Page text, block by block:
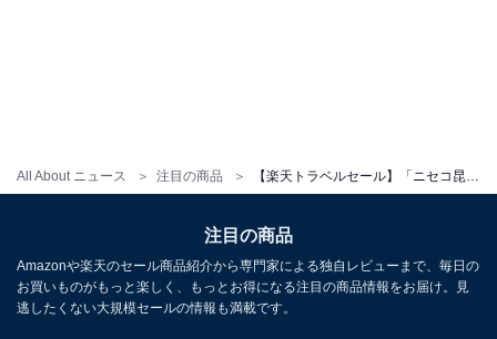
All About ニュース 注目の商品
注目の商品
Amazonや楽天のセール商品紹介から専門家による独自レビューまで、毎日の
お買いものがもっと楽しく、もっとお得になる注目の商品情報をお届け。見
逃したくない大規模セールの情報も満載です。